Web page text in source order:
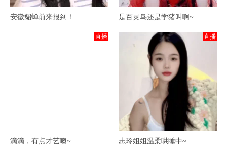
安徽貂蝉前来报到！ 是百灵鸟还是学猪叫啊~
直播
滴滴，有点才艺噢~
直播
志玲姐姐温柔哄睡中~